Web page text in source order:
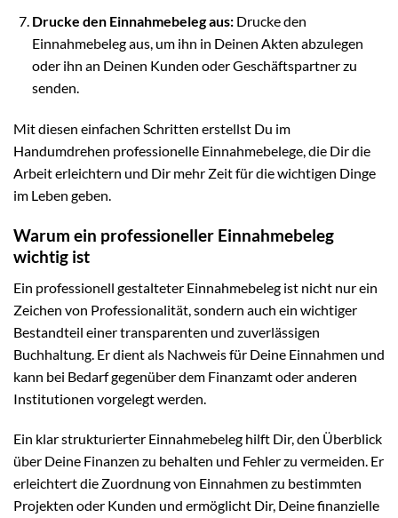
Drucke den Einnahmebeleg aus:Drucke den
Einnahmebeleg aus, um ihn in Deinen Akten abzulegen
oder ihn an Deinen Kunden oder Geschäftspartner zu
senden.
Mit diesen einfachen Schritten erstellst Du im
Handumdrehen professionelle Einnahmebelege, die Dir die
Arbeit erleichtern und Dir mehr Zeit für die wichtigen Dinge
im Leben geben.
Warum ein professioneller Einnahmebeleg
wichtig ist
Ein professionell gestalteter Einnahmebeleg ist nicht nur ein
Zeichen von Professionalität, sondern auch ein wichtiger
Bestandteil einer transparenten und zuverlässigen
Buchhaltung. Er dient als Nachweis für Deine Einnahmen und
kann bei Bedarf gegenüber dem Finanzamt oder anderen
Institutionen vorgelegt werden.
Ein klar strukturierter Einnahmebeleg hilft Dir, den Überblick
über Deine Finanzen zu behalten und Fehler zu vermeiden. Er
erleichtert die Zuordnung von Einnahmen zu bestimmten
Projekten oder Kunden und ermöglicht Dir, Deine finanzielle